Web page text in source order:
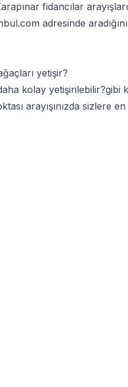
fidancılar
adresinde
yetişir?
kolay yetişirilebilir?gibi
arayışınızda